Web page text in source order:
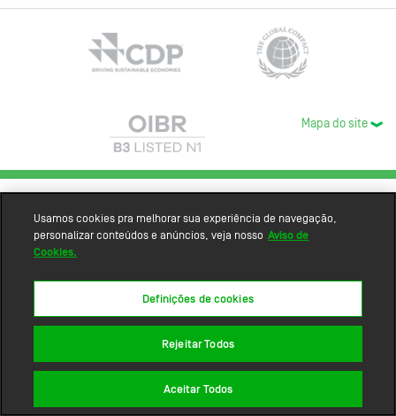
Mapa do site
Usamos cookies pra melhorar sua experiência de navegação,
personalizar conteúdos e anúncios, veja nosso Aviso de
Cookies.
Definições de cookies
Rejeitar Todos
Aceitar Todos